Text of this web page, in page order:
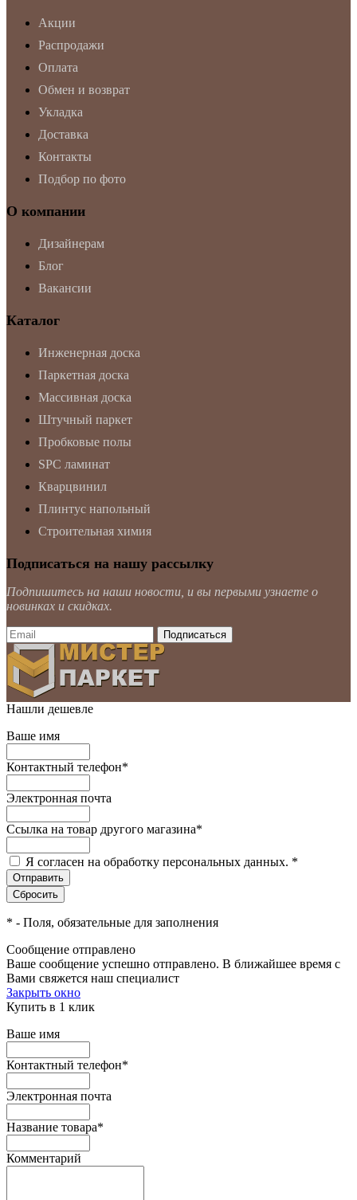
Акции
Распродажи
Оплата
Обмен и возврат
Укладка
Доставка
Контакты
Подбор по фото
О компании
Дизайнерам
Блог
Вакансии
Каталог
Инженерная доска
Паркетная доска
Массивная доска
Штучный паркет
Пробковые полы
SPC ламинат
Кварцвинил
Плинтус напольный
Строительная химия
Подписаться на нашу рассылку
Подпишитесь на наши новости, и вы первыми узнаете о
новинках и скидках.
Нашли дешевле
Ваше имя
Контактный телефон*
Электронная почта
Ссылка на товар другого магазина*
Я согласен на обработку персональных данных. *
* - Поля, обязательные для заполнения
Сообщение отправлено
Ваше сообщение успешно отправлено. В ближайшее время с
Вами свяжется наш специалист
Закрыть окно
Купить в 1 клик
Ваше имя
Контактный телефон*
Электронная почта
Название товара*
Комментарий